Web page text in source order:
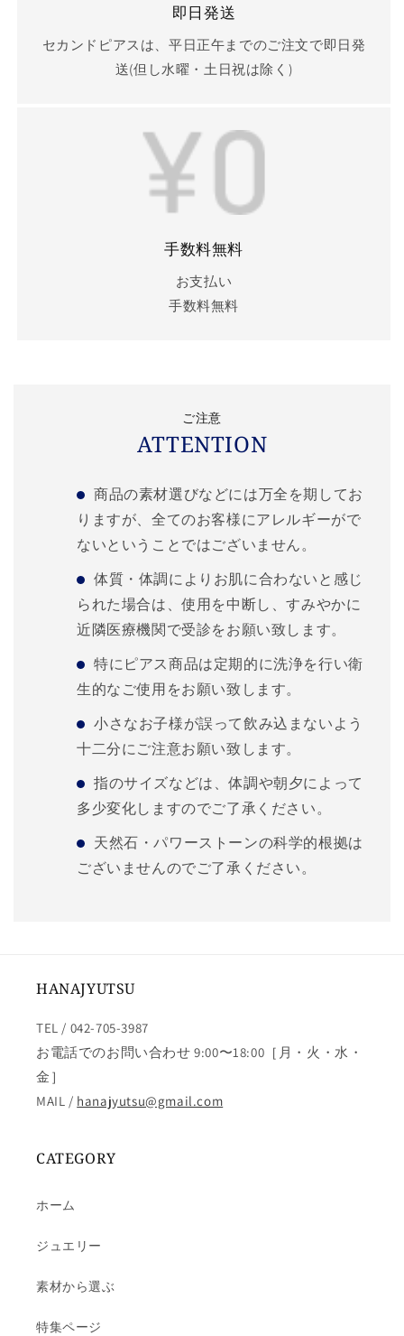
即日発送
セカンドピアスは、平日正午までのご注文で即日発
送(但し水曜・土日祝は除く)
手数料無料
お支払い
手数料無料
ご注意
ATTENTION
商品の素材選びなどには万全を期してお
りますが、全てのお客様にアレルギーがで
ないということではございません。
体質・体調によりお肌に合わないと感じ
られた場合は、使用を中断し、すみやかに
近隣医療機関で受診をお願い致します。
特にピアス商品は定期的に洗浄を行い衛
生的なご使用をお願い致します。
小さなお子様が誤って飲み込まないよう
十二分にご注意お願い致します。
指のサイズなどは、体調や朝夕によって
多少変化しますのでご了承ください。
天然石・パワーストーンの科学的根拠は
ございませんのでご了承ください。
HANAJYUTSU
TEL / 042-705-3987
お電話でのお問い合わせ 9:00〜18:00［月・火・水・
金］
MAIL / hanajyutsu@gmail.com
CATEGORY
ホーム
ジュエリー
素材から選ぶ
特集ページ